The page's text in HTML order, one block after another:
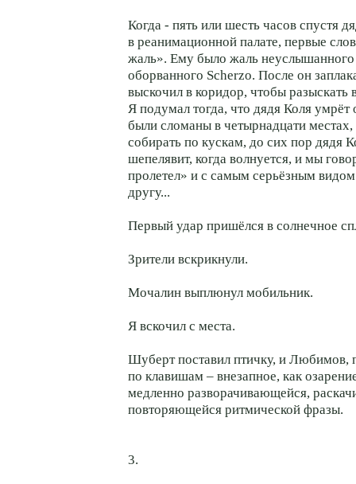
Когда - пять или шесть часов спустя
в реанимационной палате, первые
жаль». Ему было жаль
оборванного Scherzo. После он
выскочил в коридор, чтобы разыскать
Я подумал тогда, что дядя Коля умрёт
были сломаны в четырнадцати
собирать по кускам, до сих пор дядя
шепелявит, когда волнуется, и мы
пролетел» и с самым серьёзным
другу...
Первый удар пришёлся в солнечное
Зрители вскрикнули.
Мочалин выплюнул мобильник.
Я вскочил с места.
Шуберт поставил птичку, и Любимов,
по клавишам – внезапное, как
медленно разворачивающейся,
повторяющейся ритмической фразы.
3.